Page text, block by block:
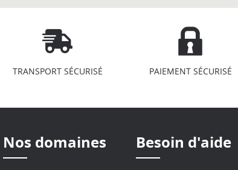
TRANSPORT SÉCURISÉ PAIEMENT SÉCURISÉ
Nos domaines Besoin d'aide